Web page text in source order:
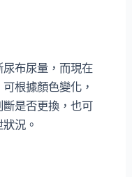
布尿量，而現在
根據顏色變化，
是否更換，也可
況。